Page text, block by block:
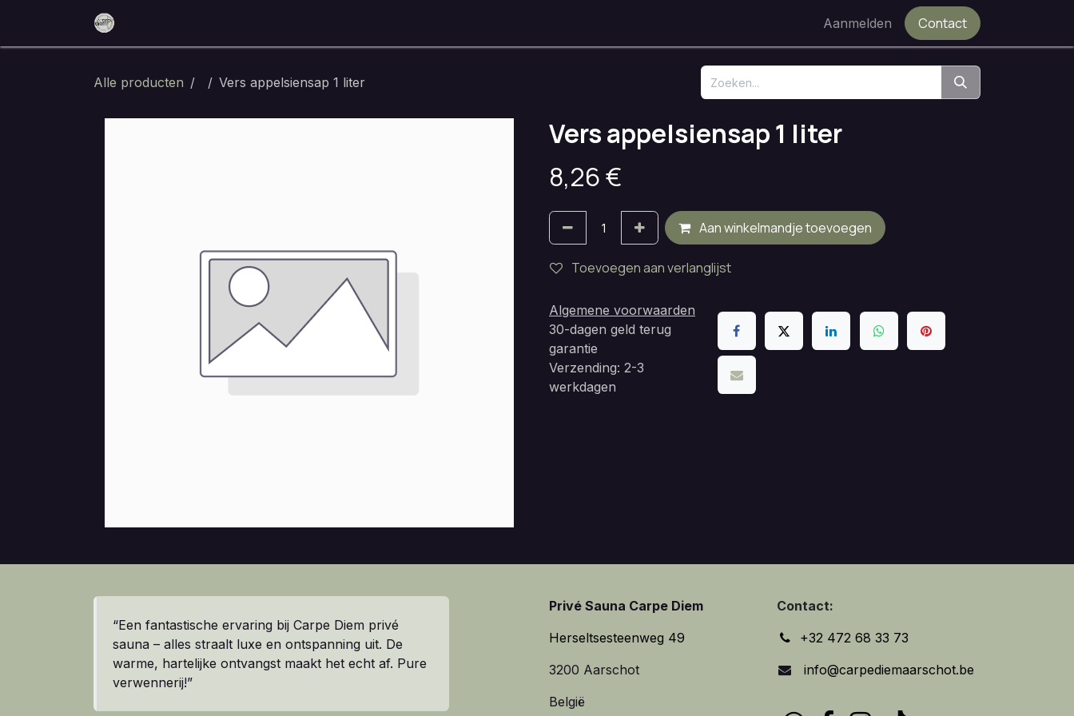
Overslaan naar inhoud
Aanmelden Contact
Alle producten Vers appelsiensap 1 liter
Vers appelsiensap 1 liter
8,26€
Aan winkelmandje toevoegen
Toevoegen aan verlanglijst
Algemene voorwaarden
30-dagen geld terug
garantie
Verzending: 2-3
werkdagen
“Een fantastische ervaring bij Carpe Diem privé
sauna – alles straalt luxe en ontspanning uit. De
warme, hartelijke ontvangst maakt het echt af. Pure
verwennerij!”
Privé Sauna Carpe Diem
Herseltsesteenweg 49
3200 Aarschot
België
Contact:
+32 472 68 33 73
info@carpediemaarschot.be